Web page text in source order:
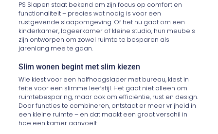
PS Slapen staat bekend om zijn focus op comfort en
functionaliteit – precies wat nodig is voor een
rustgevende slaapomgeving. Of het nu gaat om een
kinderkamer, logeerkamer of kleine studio, hun meubels
zijn ontworpen om zowel ruimte te besparen als
jarenlang mee te gaan.
Slim wonen begint met slim kiezen
Wie kiest voor een halfhoogslaper met bureau, kiest in
feite voor een slimme leefstijl. Het gaat niet alleen om
ruimtebesparing, maar ook om efficiëntie, rust en design.
Door functies te combineren, ontstaat er meer vrijheid in
een kleine ruimte – en dat maakt een groot verschil in
hoe een kamer aanvoelt.